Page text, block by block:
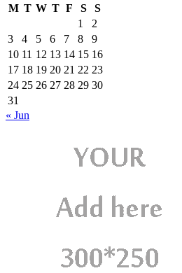
M T W T F S
S
1
2
3
4 5 6 7 8
9
10 11 12 13 14 15 16
17 18 19 20 21 22 23
24 25 26 27 28 29 30
31
« Jun